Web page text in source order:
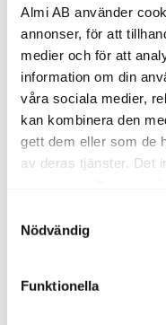
Almi AB använder
annonser, för att
medier och för att
information om din
våra sociala medier,
kan kombinera den
gett dem eller som de
av deras tjänster. Det
Om du klickar på
eller delning av
förutom för kakor
ska fungera se mer
Nödvändig
Funktionella
Samarbetet
Linda kom i kontakt
i brevlådan.
Men det insåg jag
Linda har haft
diskuterat